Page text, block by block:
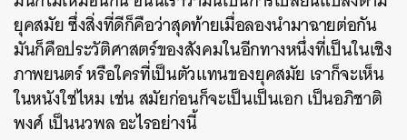
ยุคสมัย ซึ่งสิ่งที่ดีก็คือว่าสุดท้ายเมื่อลองนำมาฉายต่อกัน
มันก็คือประวัติศาสตร์ของสังคมในอีกทางหนึ่งที่เป็นในเชิง
ภาพยนตร์ หรือใครที่เป็นตัวแทนของยุคสมัย เราก็จะเห็น
ในหนังใช่ไหม เช่น สมัยก่อนก็จะเป็นเป็นเอก เป็นอภิชาติ
พงศ์ เป็นนวพล อะไรอย่างนี้